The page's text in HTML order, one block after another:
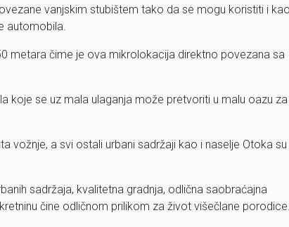
vanjskim stubištem tako da se mogu koristiti i kao
automobila.
metara čime je ova mikrolokacija direktno povezana sa
koje se uz mala ulaganja može pretvoriti u malu oazu za
vožnje, a svi ostali urbani sadržaji kao i naselje Otoka su
sadržaja, kvalitetna gradnja, odlična saobraćajna
čine odličnom prilikom za život višečlane porodice.